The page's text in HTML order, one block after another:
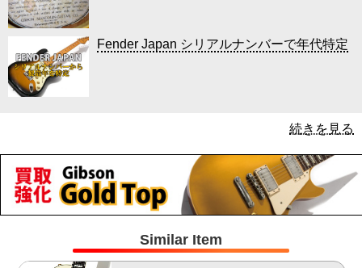
Fender Japan シリアルナンバーで年代特定
続きを見る
Similar Item